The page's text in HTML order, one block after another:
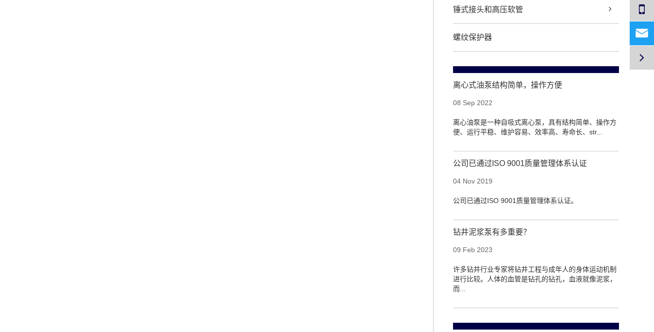
锤式接头和高压软管
螺纹保护器
离心式油泵结构简单，操作方便
08 Sep 2022
离心油泵是一种自吸式离心泵，具有结构简单、操作方
便、运行平稳、维护容易、效率高、寿命长、str...
公司已通过ISO 9001质量管理体系认证
04 Nov 2019
公司已通过ISO 9001质量管理体系认证。
钻井泥浆泵有多重要？
09 Feb 2023
许多钻井行业专家将钻井工程与成年人的身体运动机制
进行比较。人体的血管是钻孔的钻孔，血液就像泥浆，
而...

